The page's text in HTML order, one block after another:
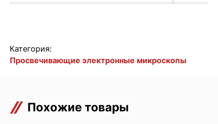
Категория:
Просвечивающие электронные микроскопы
Похожие товары